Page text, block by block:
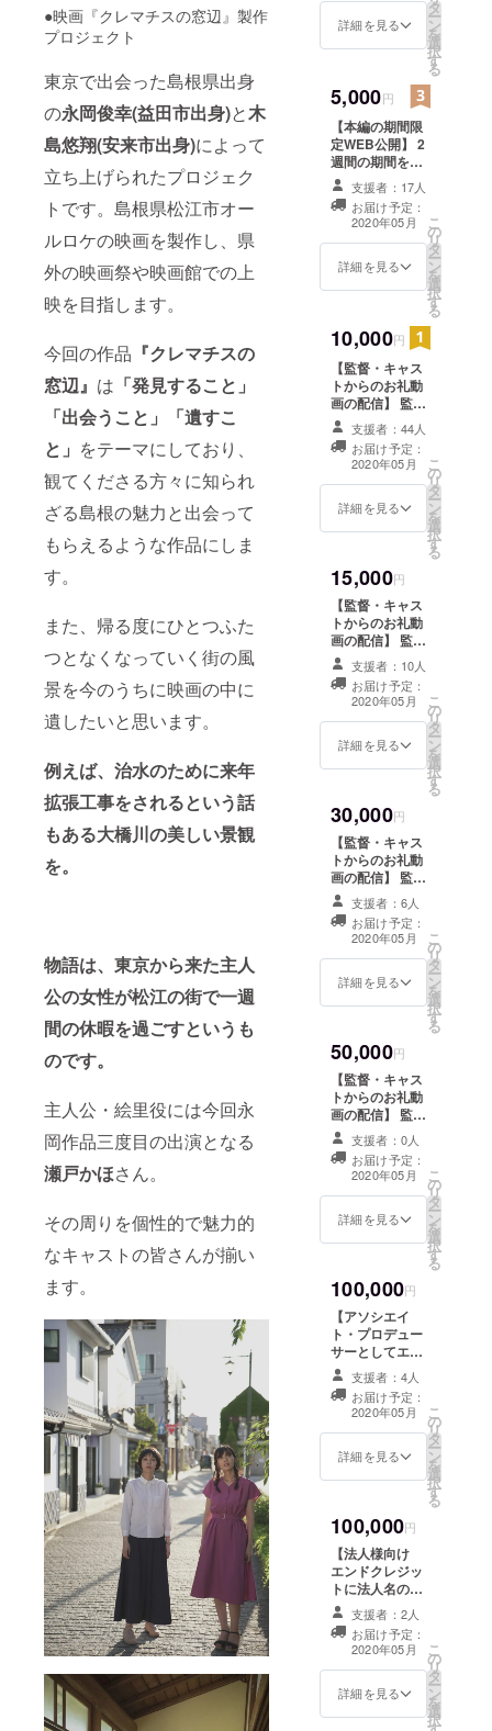
●映画『クレマチスの窓辺』製作
プロジェクト
東京で出会った島根県出身
の永岡俊幸(益田市出身)と木
島悠翔(安来市出身)によって
立ち上げられたプロジェク
トです。島根県松江市オー
ルロケの映画を製作し、県
外の映画祭や映画館での上
映を目指します。
今回の作品 『クレマチスの
窓辺』 は 「発見すること」
「出会うこと」「遺すこ
と」 をテーマにしており、
観てくださる方々に知られ
ざる島根の魅力と出会って
もらえるような作品にしま
す。
また、帰る度にひとつふた
つとなくなっていく街の風
景を今のうちに映画の中に
遺したいと思います。
例えば、治水のために来年
拡張工事をされるという話
もある大橋川の美しい景観
を。
物語は、東京から来た主人
公の女性が松江の街で一週
間の休暇を過ごすというも
のです。
主人公・絵里役には今回永
岡作品三度目の出演となる
瀬戸かほさん。
その周りを個性的で魅力的
なキャストの皆さんが揃い
ます。
制作。2018
ラ・グロー
リー』は、
きりゅう映
画祭、いぶ
すき映画
祭、日本芸
映像グラン
入選してい
る。
せていただきま
す。 （個人名、
るお名前を備考
欄にご記入下さ
い。 【監督過去
作、瀬戸かほ主
演「Birds」視聴
権】 2017年に撮
影された短編
「Birds」を
WEB上で視聴し
す。
詳細を見る
タ
ー
ン
を
選
択
す
る
5,000円
【本編の期間限
定WEB公開】 2
週間の期間を設
けて、WEB上に
本編動画をアッ
プします。ご支
援された方に
URLをお送りい
たしますので、
クレジットにお
名前記載】 差し
支えなければ本
編最後に流れる
エンドクレジッ
トにお名前を掲
載させていただ
きます。 （個人
名、団体名） ご
示の可否と希望
されるお名前を
過去作、瀬戸か
ほ主演「Birds」
視聴権】 2017年
に撮影された短
編「Birds」を
WEB上で視聴し
ていただけま
す。
支援者：17人
お届け予定：
2020年05月
詳細を見る
こ
の
リ
タ
ー
ン
を
選
択
す
る
10,000円
【監督・キャス
トからのお礼動
画の配信】 監督
とキャストから
の心を込めたお
礼を動画でお送
りいたします。
【エンドクレ
ジットにお名前
ドクレジットに
お名前を掲載さ
せていただきま
す。 （個人名、
団体名） ご支援
の際に、提示の
可否と希望され
るお名前を備考
欄にご記入下さ
い。 【完成版
DVDの配送】 完
成した本編の
たします。 【試
写会ご招待（松
江市、東京都
内）】 関係者同
席の試写会にご
招待します。
キャスト、ス
タッフも参加し
ます。日時は
2020年の春以降
を予定しており
びいただけま
す。会場までは
自費でお越しく
ださい。詳細に
関しましてはま
たレポートでお
知らせいたしま
す。ご支援の際
に、松江会場か
東京会場のどち
らご希望か備考
欄にお答え下さ
作、瀬戸かほ主
演「Birds」視聴
権】 2017年に撮
影された短編
「Birds」を
WEB上で視聴し
ていただけま
す。
支援者：44人
お届け予定：
2020年05月
詳細を見る
こ
の
リ
タ
ー
ン
を
選
択
す
る
15,000円
【監督・キャス
トからのお礼動
画の配信】 監督
とキャストから
の心を込めたお
礼を動画でお送
りいたします。
【監督サイン入
りスチール】 プ
スチールに監督
サインが付きま
す。 【エンドク
レジットにお名
前記載】 差し支
えなければ本編
最後に流れるエ
ンドクレジット
にお名前を掲載
させていただき
ます。 （個人
名、団体名） ご
示の可否と希望
されるお名前を
備考欄にご記入
下さい。 【完成
版DVDの配送】
完成した本編の
DVDをお送りい
たします。 【試
写会ご招待（松
江市、東京都
内）】 関係者同
タッフも参加し
ます。日時は
2020年の春以降
を予定しており
ます。会場は島
根県松江市、東
京都内からお選
びいただけま
す。会場までは
自費でお越しく
ださい。詳細に
関しましてはま
知らせいたしま
す。ご支援の際
に、松江会場か
東京会場のどち
らご希望か備考
欄にお答え下さ
い。 【永岡前作
「オーロラ・グ
ローリー」DVD
のご送付】 全国
数か所の映画祭
支援者：10人
お届け予定：
2020年05月
詳細を見る
こ
の
リ
タ
ー
ン
を
選
択
す
る
30,000円
【監督・キャス
トからのお礼動
画の配信】 監督
とキャストから
の心を込めたお
礼を動画でお送
りいたします。
【監督サイン入
りスチール】 プ
スチールに監督
サインが付きま
す。 【エンドク
レジットにお名
前記載】 差し支
えなければ本編
最後に流れるエ
ンドクレジット
にお名前を掲載
させていただき
ます。 （個人
名、団体名） ご
示の可否と希望
されるお名前を
備考欄にご記入
下さい。 【完成
版DVDの配送】
完成した本編の
DVDをお送りい
たします。 【試
写会ご招待（松
江市、東京都
内）】 関係者同
タッフも参加し
ます。日時は
2020年の春以降
を予定しており
ます。会場は島
根県松江市、東
京都内からお選
びいただけま
す。会場までは
自費でお越しく
ださい。詳細に
関しましてはま
支援者：6人
お届け予定：
2020年05月
詳細を見る
こ
の
リ
タ
ー
ン
を
選
択
す
る
50,000円
【監督・キャス
トからのお礼動
画の配信】 監督
とキャストから
の心を込めたお
礼を動画でお送
りいたします。
【監督サイン入
りスチール】 プ
スチールに監督
サインが付きま
す。 【エンドク
レジットにお名
前記載】 差し支
えなければ本編
最後に流れるエ
ンドクレジット
にお名前を掲載
させていただき
ます。 （個人
名、団体名） ご
示の可否と希望
されるお名前を
備考欄にご記入
下さい。 【完成
版DVDの配送】
完成した本編の
DVDをお送りい
たします。 【試
写会ご招待（松
江市、東京都
内）】 関係者同
支援者：0人
お届け予定：
2020年05月
詳細を見る
こ
の
リ
タ
ー
ン
を
選
択
す
る
100,000円
【アソシエイ
ト・プロデュー
サーとしてエン
ドロールにお名
前掲載】 本編エ
ンドクレジット
にアソシエイ
ト・プロデュー
サーとしてお名
お礼動画の配
信】 監督とキャ
ストからの心を
込めたお礼を動
画でお送りいた
します。 【監
督・キャストの
サイン入りポス
ターのご送付】
メインキャスト
と監督のサイン
入りポスターを
支援者：4人
お届け予定：
2020年05月
詳細を見る
こ
の
リ
タ
ー
ン
を
選
択
す
る
100,000円
【法人様向け
エンドクレジッ
トに法人名の記
載】 「協賛」と
して本編最後に
流れるエンドク
レジットに法人
様名を掲載させ
ていただきま
支援者：2人
お届け予定：
2020年05月
詳細を見る
こ
の
リ
タ
ー
ン
を
選
択